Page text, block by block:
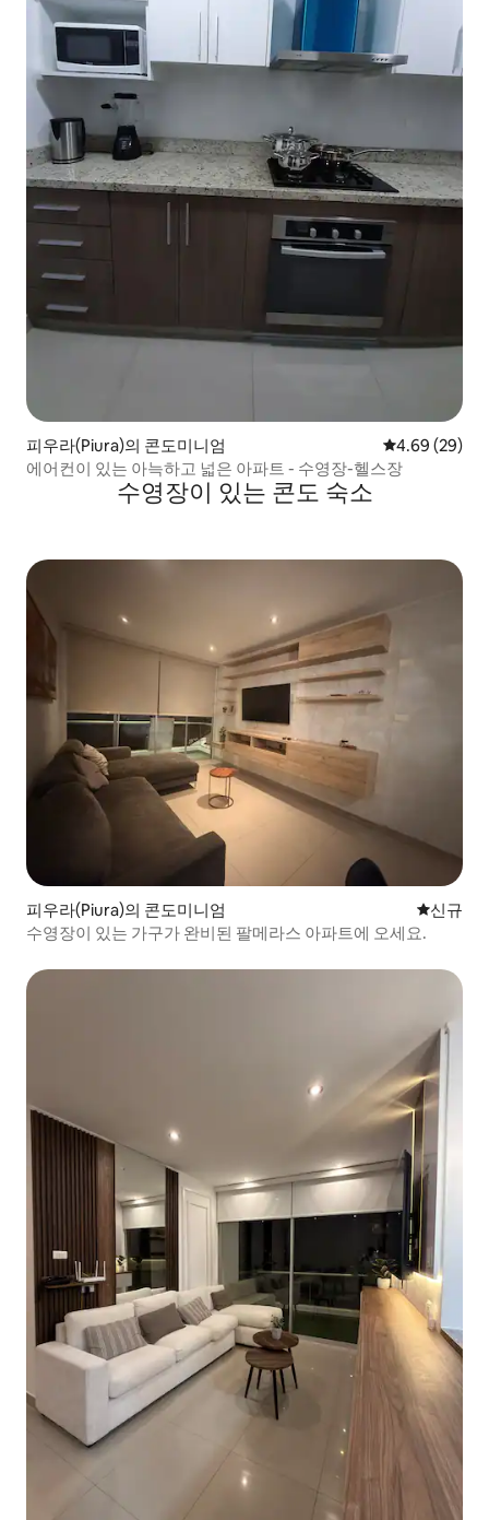
피우라(Piura)의 콘도미니엄 평점 4.69점(5
4.69 (29)
에어컨이 있는 아늑하고 넓은 아파트 - 수영장-헬스장
수영장이 있는 콘도 숙소
피우라(Piura)의 콘도미니엄 신규 숙소
신규
수영장이 있는 가구가 완비된 팔메라스 아파트에 오세요.